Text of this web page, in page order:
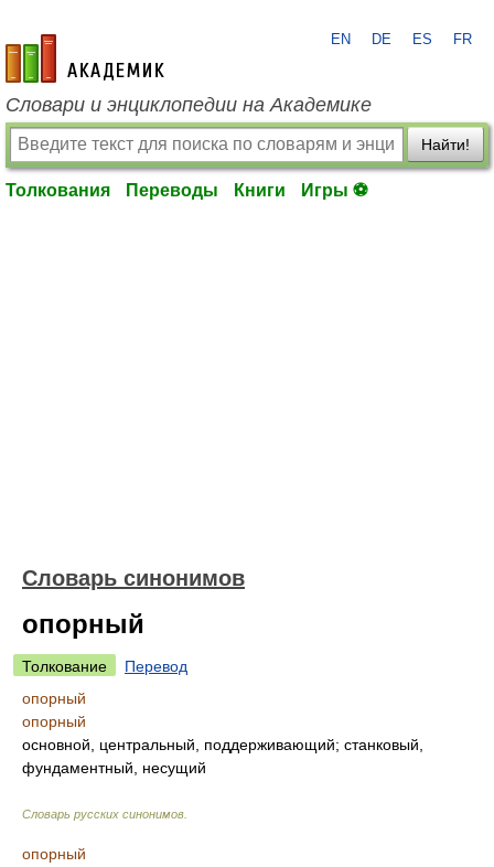
academic.ru
EN DE ES FR
Словари и энциклопедии на Академике
Найти!
Толкования Переводы Книги Игры ⚽
Словарь синонимов
опорный
Толкование
Перевод
опорный
опорный
основной, центральный, поддерживающий; станковый,
фундаментный, несущий
Словарь русских синонимов
опорный